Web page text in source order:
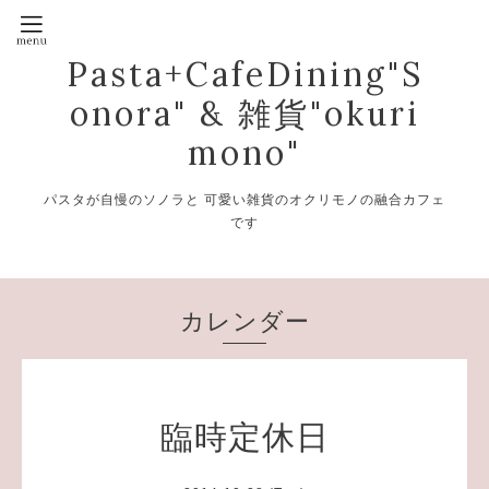
Pasta+CafeDining"S
onora" & 雑貨"okuri
mono"
パスタが自慢のソノラと 可愛い雑貨のオクリモノの融合カフェ
です
カレンダー
臨時定休日